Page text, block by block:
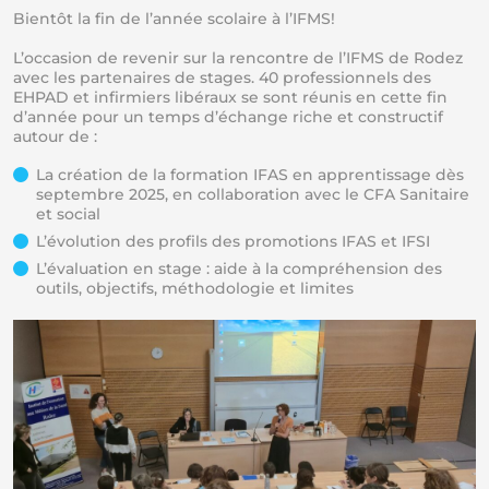
Bientôt la fin de l’année scolaire à l’IFMS!
L’occasion de revenir sur la rencontre de l’IFMS de Rodez
avec les partenaires de stages. 40 professionnels des
EHPAD et infirmiers libéraux se sont réunis en cette fin
d’année pour un temps d’échange riche et constructif
autour de :
La création de la formation IFAS en apprentissage dès
septembre 2025, en collaboration avec le CFA Sanitaire
et social
L’évolution des profils des promotions IFAS et IFSI
L’évaluation en stage : aide à la compréhension des
outils, objectifs, méthodologie et limites